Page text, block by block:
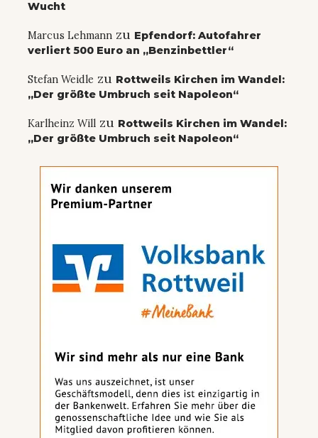
Wucht
Marcus Lehmann zu Epfendorf: Autofahrer
verliert 500 Euro an „Benzinbettler“
Stefan Weidle zu Rottweils Kirchen im Wandel:
„Der größte Umbruch seit Napoleon“
Karlheinz Will zu Rottweils Kirchen im Wandel:
„Der größte Umbruch seit Napoleon“